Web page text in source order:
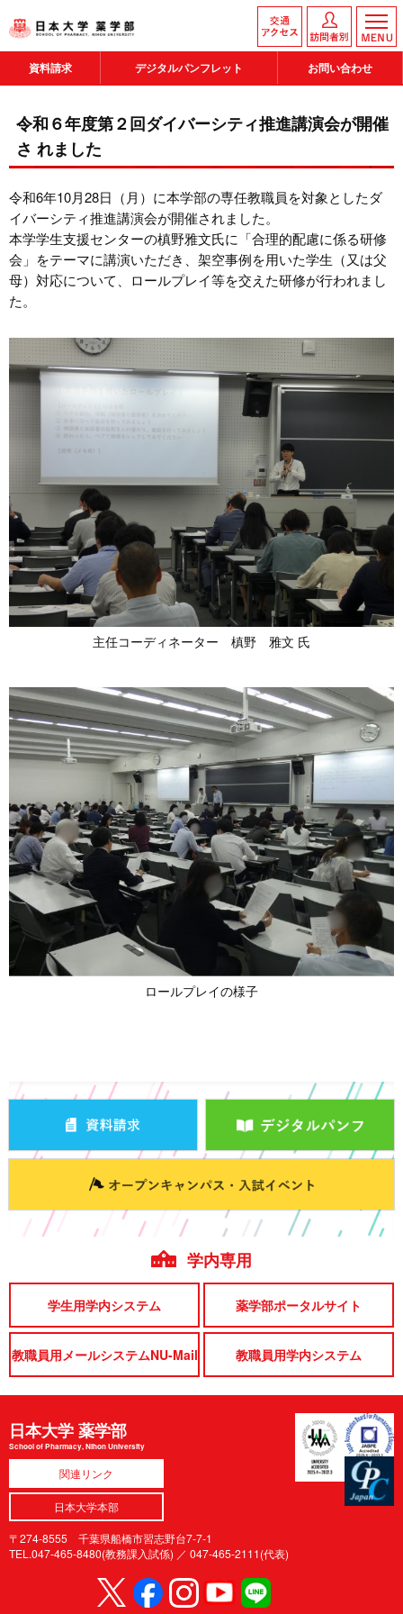
資料請求 デジタルパンフレット お問い合わせ
令和６年度第２回ダイバーシティ推進講演会が開催
さ れました
令和6年10月28日（月）に本学部の専任教職員を対象としたダ
イバーシティ推進講演会が開催されました。
本学学生支援センターの槙野雅文氏に「合理的配慮に係る研修
会」をテーマに講演いただき、架空事例を用いた学生（又は父
母）対応について、ロールプレイ等を交えた研修が行われまし
た。
主任コーディネーター 槙野 雅文 氏
ロールプレイの様子
学内専用
学生用学内システム 薬学部ポータルサイト
教職員用メールシステムNU-Mail 教職員用学内システム
日本大学 薬学部
School of Pharmacy, Nihon University
関連リンク
日本大学本部
〒274-8555 千葉県船橋市習志野台7-7-1
TEL.047-465-8480(教務課入試係) ／ 047-465-2111(代表)